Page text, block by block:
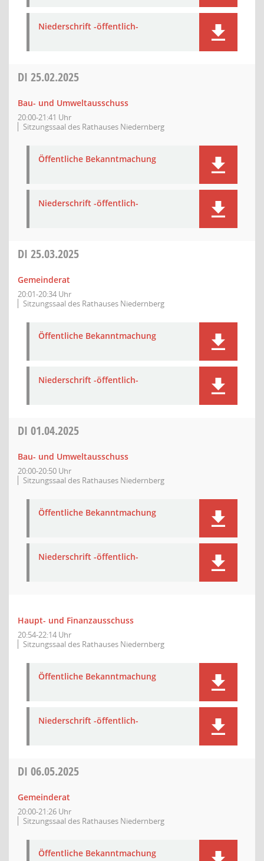
Niederschrift -öffentlich-
DI 25.02.2025
Bau- und Umweltausschuss
20:00-21:41 Uhr
Sitzungssaal des Rathauses Niedernberg
Öffentliche Bekanntmachung
Niederschrift -öffentlich-
DI 25.03.2025
Gemeinderat
20:01-20:34 Uhr
Sitzungssaal des Rathauses Niedernberg
Öffentliche Bekanntmachung
Niederschrift -öffentlich-
DI 01.04.2025
Bau- und Umweltausschuss
20:00-20:50 Uhr
Sitzungssaal des Rathauses Niedernberg
Öffentliche Bekanntmachung
Niederschrift -öffentlich-
Haupt- und Finanzausschuss
20:54-22:14 Uhr
Sitzungssaal des Rathauses Niedernberg
Öffentliche Bekanntmachung
Niederschrift -öffentlich-
DI 06.05.2025
Gemeinderat
20:00-21:26 Uhr
Sitzungssaal des Rathauses Niedernberg
Öffentliche Bekanntmachung